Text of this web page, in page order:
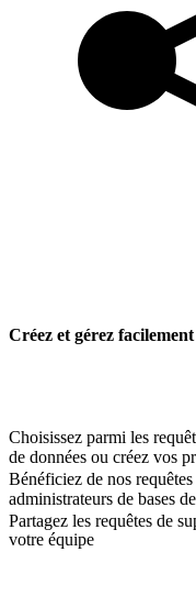
Créez et gérez
Choisissez parmi les
de données ou créez vos
Bénéficiez de nos
administrateurs de bases
Partagez les requêtes de
votre équipe